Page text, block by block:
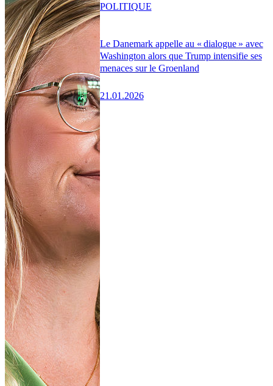
Le Danemark appelle au « dialogue » avec
Washington alors que Trump intensifie ses
menaces sur le Groenland
21.01.2026
POLITIQUE